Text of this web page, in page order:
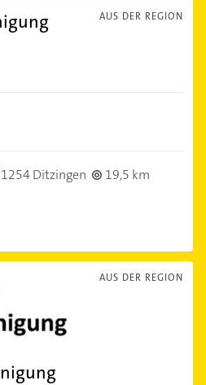
AUS DER REGION
Ditzingen
19,5 km
AUS DER REGION